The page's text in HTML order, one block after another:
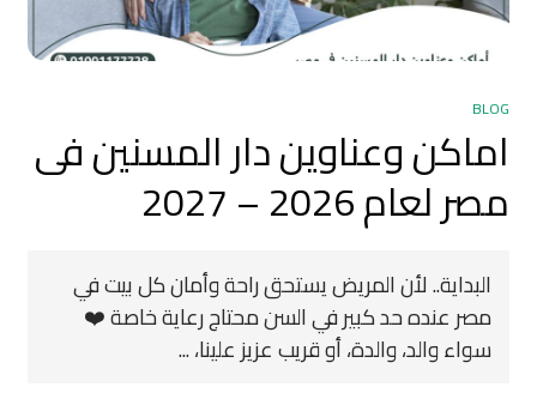
BLOG
اماكن وعناوين دار المسنين فى
مصر لعام 2026 – 2027
البداية.. لأن المريض يستحق راحة وأمان كل بيت في
مصر عنده حد كبير في السن محتاج رعاية خاصة ❤️
سواء والد، والدة، أو قريب عزيز علينا، ...